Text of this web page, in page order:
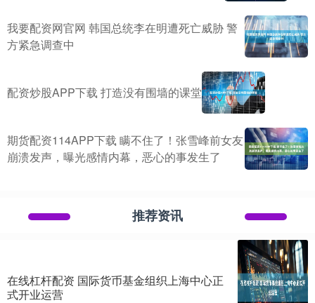
我要配资网官网 韩国总统李在明遭死亡威胁 警
方紧急调查中
配资炒股APP下载 打造没有围墙的课堂
期货配资114APP下载 瞒不住了！张雪峰前女友
崩溃发声，曝光感情内幕，恶心的事发生了
推荐资讯
在线杠杆配资 国际货币基金组织上海中心正
式开业运营